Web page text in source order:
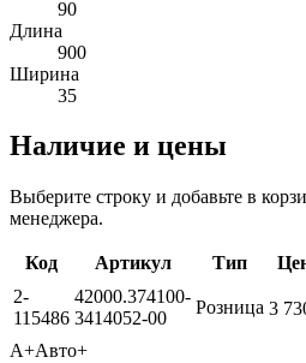
90
Длина
900
Ширина
35
Наличие и цены
Выберите строку и добавьте в
менеджера.
Код Артикул Тип
2-
115486
42000.374100-
3414052-00
Розница 3
А+Авто+